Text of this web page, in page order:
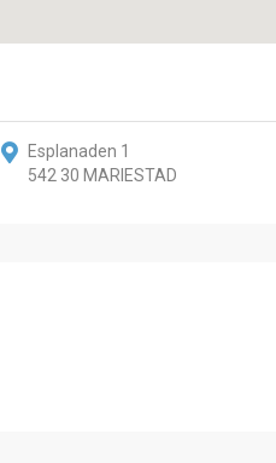
Esplanaden 1
542 30 MARIESTAD